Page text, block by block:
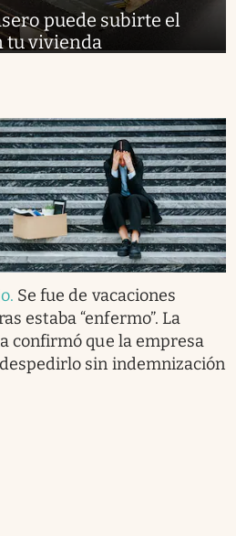
puede subirte el
tu vivienda
. Se fue de vacaciones
estaba “enfermo”. La
confirmó que la empresa
sin indemnización